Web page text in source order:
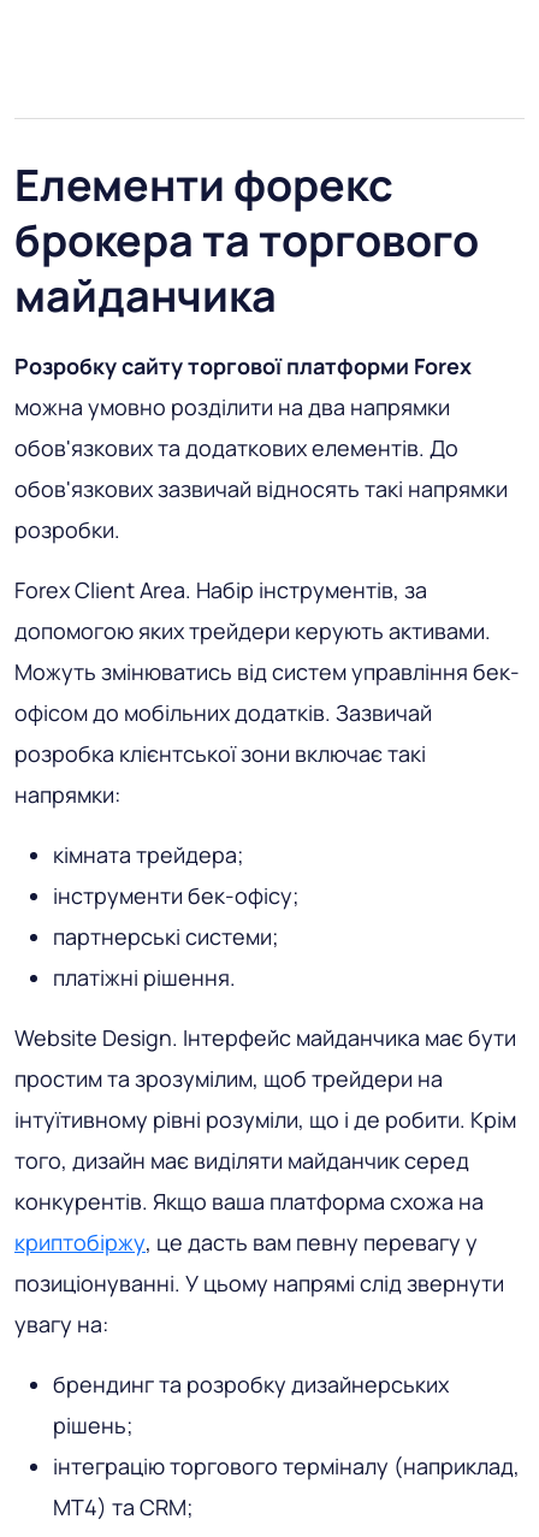
Елементи форекс
брокера та торгового
майданчика
Розробку сайту торгової платформи Forex
можна умовно розділити на два напрямки
обов'язкових та додаткових елементів. До
обов'язкових зазвичай відносять такі напрямки
розробки.
Forex Client Area. Набір інструментів, за
допомогою яких трейдери керують активами.
Можуть змінюватись від систем управління бек-
офісом до мобільних додатків. Зазвичай
розробка клієнтської зони включає такі
напрямки:
кімната трейдера;
інструменти бек-офісу;
партнерські системи;
платіжні рішення.
Website Design. Інтерфейс майданчика має бути
простим та зрозумілим, щоб трейдери на
інтуїтивному рівні розуміли, що і де робити. Крім
того, дизайн має виділяти майданчик серед
конкурентів. Якщо ваша платформа схожа на
криптобіржу, це дасть вам певну перевагу у
позиціонуванні. У цьому напрямі слід звернути
увагу на:
брендинг та розробку дизайнерських
рішень;
інтеграцію торгового терміналу (наприклад,
MT4) та CRM;